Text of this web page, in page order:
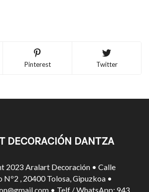
Pinterest Twitter
DECORACIÓN DANTZA
2023 Aralart Decoración • Calle
Nº2 , 20400 Tolosa, Gipuzkoa •
• Telf / WhatsApp: 943